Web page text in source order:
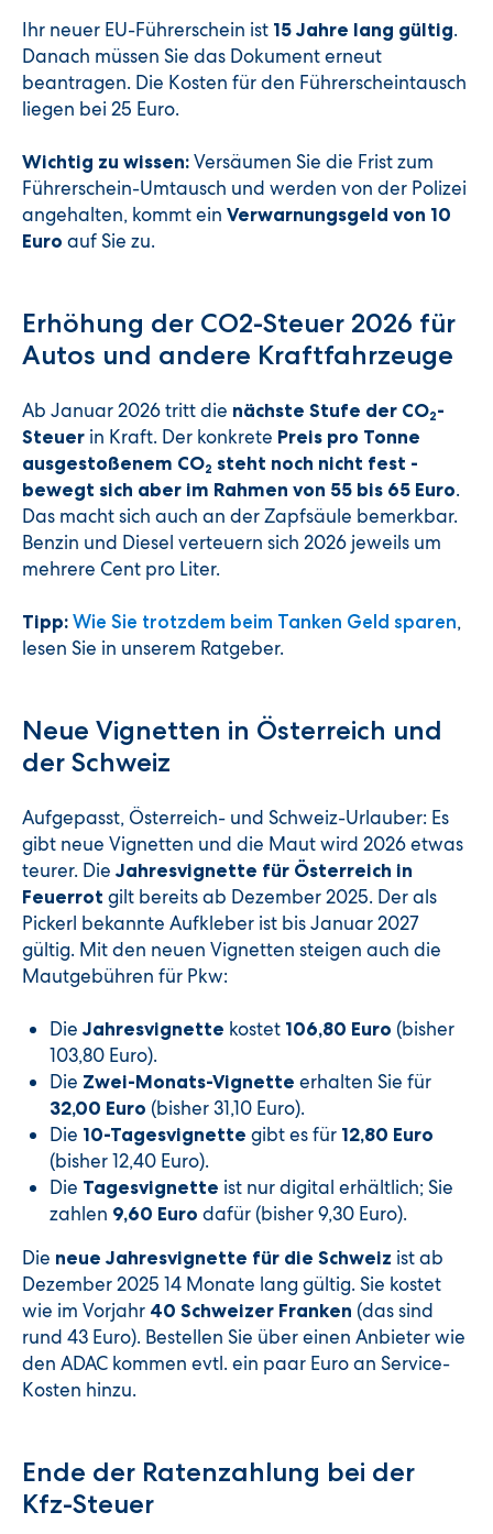
Ihr neuer EU-Führerschein ist 15 Jahre lang gültig.
Danach müssen Sie das Dokument erneut
beantragen. Die Kosten für den Führerscheintausch
liegen bei 25 Euro.
Wichtig zu wissen: Versäumen Sie die Frist zum
Führerschein-Umtausch und werden von der Polizei
angehalten, kommt ein Verwarnungsgeld von 10
Euro auf Sie zu.
Erhöhung der CO2-Steuer 2026 für
Autos und andere Kraftfahrzeuge
Ab Januar 2026 tritt die nächste Stufe der CO2-
Steuer in Kraft. Der konkrete Preis pro Tonne
ausgestoßenem CO2 steht noch nicht fest -
bewegt sich aber im Rahmen von 55 bis 65 Euro.
Das macht sich auch an der Zapfsäule bemerkbar.
Benzin und Diesel verteuern sich 2026 jeweils um
mehrere Cent pro Liter.
Tipp: Wie Sie trotzdem beim Tanken Geld sparen,
lesen Sie in unserem Ratgeber.
Neue Vignetten in Österreich und
der Schweiz
Aufgepasst, Österreich- und Schweiz-Urlauber: Es
gibt neue Vignetten und die Maut wird 2026 etwas
teurer. Die Jahresvignette für Österreich in
Feuerrot gilt bereits ab Dezember 2025. Der als
Pickerl bekannte Aufkleber ist bis Januar 2027
gültig. Mit den neuen Vignetten steigen auch die
Mautgebühren für Pkw:
Die Jahresvignette kostet 106,80 Euro (bisher
103,80 Euro).
Die Zwei-Monats-Vignette erhalten Sie für
32,00 Euro (bisher 31,10 Euro).
Die 10-Tagesvignette gibt es für 12,80 Euro
(bisher 12,40 Euro).
Die Tagesvignette ist nur digital erhältlich; Sie
zahlen 9,60 Euro dafür (bisher 9,30 Euro).
Die neue Jahresvignette für die Schweiz ist ab
Dezember 2025 14 Monate lang gültig. Sie kostet
wie im Vorjahr 40 Schweizer Franken (das sind
rund 43 Euro). Bestellen Sie über einen Anbieter wie
den ADAC kommen evtl. ein paar Euro an Service-
Kosten hinzu.
Ende der Ratenzahlung bei der
Kfz-Steuer